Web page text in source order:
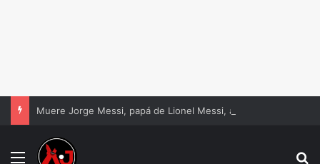
Muere Jorge Messi, papá de Lionel Messi, a los 68 años
Menu